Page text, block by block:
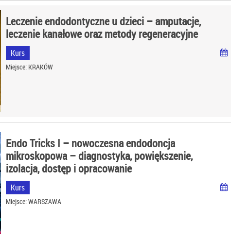
Leczenie endodontyczne u dzieci – amputacje,
leczenie kanałowe oraz metody regeneracyjne
Kurs
Miejsce: KRAKÓW
Endo Tricks I – nowoczesna endodoncja
mikroskopowa – diagnostyka, powiększenie,
izolacja, dostęp i opracowanie
Kurs
Miejsce: WARSZAWA